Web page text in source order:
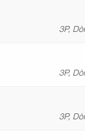
3P,
3P,
3P,